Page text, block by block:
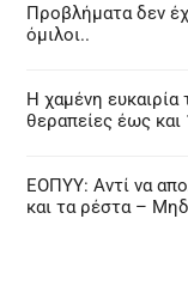
Προβλήματα δεν
όμιλοι..
Η χαμένη
θεραπείες έως
ΕΟΠΥΥ: Αντί να
και τα ρέστα –